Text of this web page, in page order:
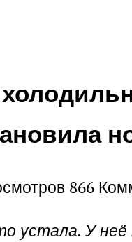
866
устала. У